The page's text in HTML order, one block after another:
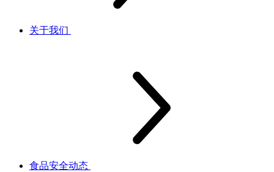
关于我们
食品安全动态